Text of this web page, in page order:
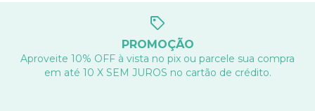
PROMOÇÃO
Aproveite 10% OFF à vista no pix ou parcele sua compra
em até 10 X SEM JUROS no cartão de crédito.